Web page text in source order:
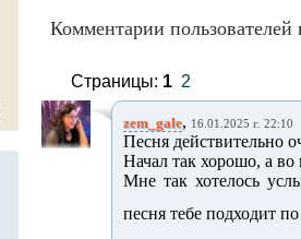
Комментарии пользователей
Страницы: 1 2
zem_gale, 16.01.2025 г. 22:10
Песня действительно
Начал так хорошо, а во
Мне так хотелось
песня тебе подходит